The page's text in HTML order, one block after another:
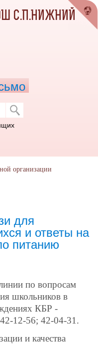
для
и ответы на
питанию
по вопросам
школьников в
КБР -
12-56; 42-04-31.
и качества
С.П.НИЖНИЙ
организации